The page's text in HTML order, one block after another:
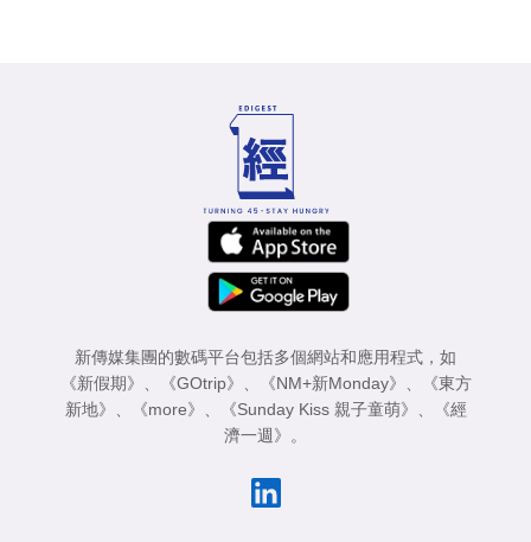
新傳媒集團的數碼平台包括多個網站和應用程式，如
《新假期》
《GOtrip》 《NM+新Monday》
《東方
新地》
《more》 《Sunday Kiss 親子童萌》
《經
濟一週》
。